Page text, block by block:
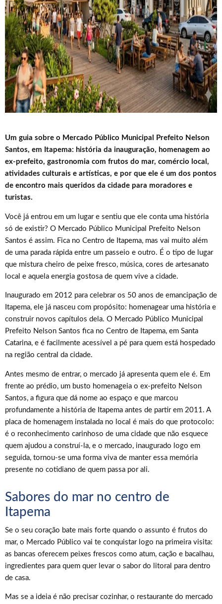
Um guia sobre o Mercado Público Municipal Prefeito Nelson
Santos, em Itapema: história da inauguração, homenagem ao
ex-prefeito, gastronomia com frutos do mar, comércio local,
atividades culturais e artísticas, e por que ele é um dos pontos
de encontro mais queridos da cidade para moradores e
turistas.
Você já entrou em um lugar e sentiu que ele conta uma história
só de existir? O Mercado Público Municipal Prefeito Nelson
Santos é assim. Fica no Centro de Itapema, mas vai muito além
de uma parada rápida entre um passeio e outro. É o tipo de lugar
que mistura cheiro de peixe fresco, música, cores de artesanato
local e aquela energia gostosa de quem vive a cidade.
Inaugurado em 2012 para celebrar os 50 anos de emancipação de
Itapema, ele já nasceu com propósito: homenagear uma história e
construir novos capítulos dela. O Mercado Público Municipal
Prefeito Nelson Santos fica no Centro de Itapema, em Santa
Catarina, e é facilmente acessível a pé para quem está hospedado
na região central da cidade.
Antes mesmo de entrar, o mercado já apresenta quem ele é. Em
frente ao prédio, um busto homenageia o ex-prefeito Nelson
Santos, a figura que dá nome ao espaço e que marcou
profundamente a história de Itapema antes de partir em 2011. A
placa de homenagem instalada no local é mais do que protocolo:
é o reconhecimento carinhoso de uma cidade que não esquece
quem ajudou a construí-la, e o mercado, inaugurado logo em
seguida, tornou-se uma forma viva de manter essa memória
presente no cotidiano de quem passa por ali.
Sabores do mar no centro de
Itapema
Se o seu coração bate mais forte quando o assunto é frutos do
mar, o Mercado Público vai te conquistar logo na primeira visita:
as bancas oferecem peixes frescos como atum, cação e bacalhau,
ingredientes para quem quer levar o sabor do litoral para dentro
de casa.
Mas se a ideia é não precisar cozinhar, o restaurante do mercado